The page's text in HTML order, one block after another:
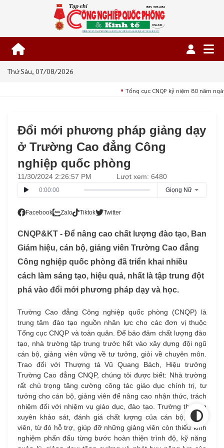
Thứ Sáu, 07/08/2026
■ Tổng cục CNQP kỷ niệm 80 năm
Đổi mới phương pháp giảng dạy
ở Trường Cao đẳng Công
nghiệp quốc phòng
11/30/2024 2:26:57 PM
0:00:00 Giọng Nữ
Lượt xem: 6480
Facebook Zalo Tiktok Twitter
CNQP&KT - Để nâng cao chất lượng đào tạo, Ban
Giám hiệu, cán bộ, giảng viên Trường Cao đẳng
Công nghiệp quốc phòng đã triển khai nhiều
cách làm sáng tạo, hiệu quả, nhất là tập trung đột
phá vào đổi mới phương pháp dạy và học.
Trường Cao đẳng Công nghiệp quốc phòng (CNQP) là
trung tâm đào tạo nguồn nhân lực cho các đơn vị thuộc
Tổng cục CNQP và toàn quân. Để bảo đảm chất lượng đào
tạo, nhà trường tập trung trước hết vào xây dựng đội ngũ
cán bộ, giảng viên vững về tư tưởng, giỏi về chuyên môn.
Trao đổi với Thượng tá Vũ Quang Bách, Hiệu trưởng
Trường Cao đẳng CNQP, chúng tôi được biết: Nhà trường
rất chú trọng tăng cường công tác giáo dục chính trị, tư
tưởng cho cán bộ, giảng viên để nâng cao nhận thức, trách
nhiệm đối với nhiệm vụ giáo dục, đào tạo. Trường thường
xuyên khảo sát, đánh giá chất lượng của cán bộ, giảng
viên, từ đó hỗ trợ, giúp đỡ những giảng viên còn thiếu kinh
nghiệm phấn đấu từng bước hoàn thiện trình độ, kỹ năng